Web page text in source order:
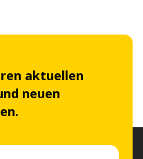
aktuellen
neuen